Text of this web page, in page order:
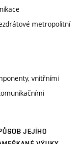
metropolitní
vnitřními
JEJÍHO